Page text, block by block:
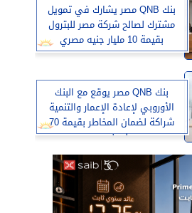
بنك QNB مصر يشارك في تمويل
مشترك لصالح شركة مصر للبترول
بقيمة 10 مليار جنيه مصري
بنك QNB مصر يوقع مع البنك
الأوروبي لإعادة الإعمار والتنمية
شراكة لضمان المخاطر بقيمة 70
مليون يورو